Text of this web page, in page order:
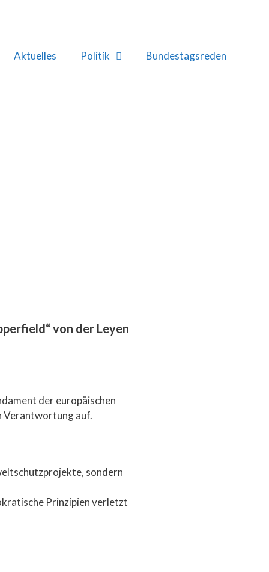
Aktuelles Politik Bundestagsreden
von der Leyen
der europäischen
Verantwortung auf.
sondern
Prinzipien verletzt